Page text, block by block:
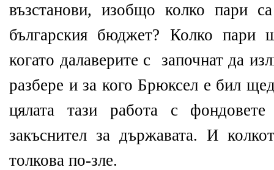
възстанови, изобщо колко пари
българския бюджет? Колко пари
когато далаверите с започнат да
разбере и за кого Брюксел е бил
цялата тази работа с
закъснител за държавата. И
толкова по-зле.